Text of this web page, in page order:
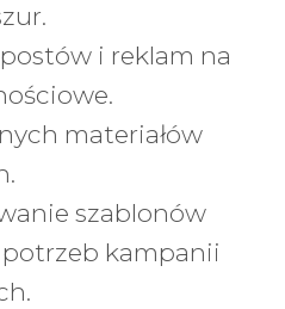
i reklam na
materiałów
szablonów
kampanii